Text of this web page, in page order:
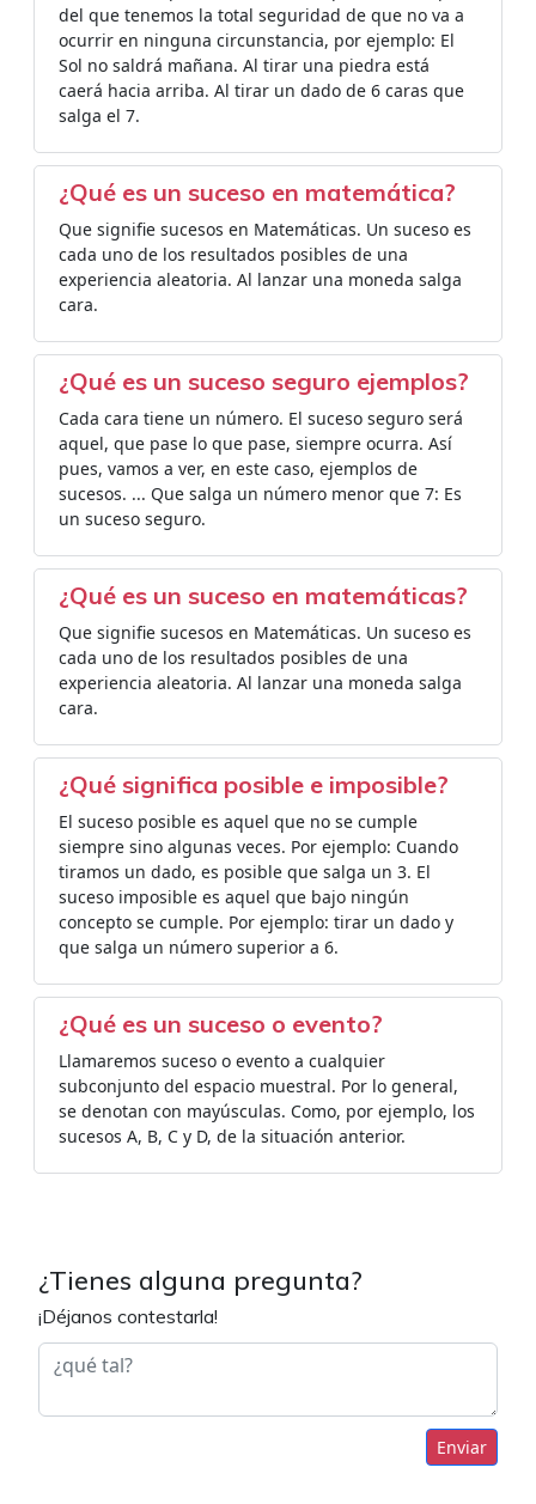
del que tenemos la total seguridad de que no va a
ocurrir en ninguna circunstancia, por ejemplo: El
Sol no saldrá mañana. Al tirar una piedra está
caerá hacia arriba. Al tirar un dado de 6 caras que
salga el 7.
¿Qué es un suceso en matemática?
Que signifie sucesos en Matemáticas. Un suceso es
cada uno de los resultados posibles de una
experiencia aleatoria. Al lanzar una moneda salga
cara.
¿Qué es un suceso seguro ejemplos?
Cada cara tiene un número. El suceso seguro será
aquel, que pase lo que pase, siempre ocurra. Así
pues, vamos a ver, en este caso, ejemplos de
sucesos. ... Que salga un número menor que 7: Es
un suceso seguro.
¿Qué es un suceso en matemáticas?
Que signifie sucesos en Matemáticas. Un suceso es
cada uno de los resultados posibles de una
experiencia aleatoria. Al lanzar una moneda salga
cara.
¿Qué significa posible e imposible?
El suceso posible es aquel que no se cumple
siempre sino algunas veces. Por ejemplo: Cuando
tiramos un dado, es posible que salga un 3. El
suceso imposible es aquel que bajo ningún
concepto se cumple. Por ejemplo: tirar un dado y
que salga un número superior a 6.
¿Qué es un suceso o evento?
Llamaremos suceso o evento a cualquier
subconjunto del espacio muestral. Por lo general,
se denotan con mayúsculas. Como, por ejemplo, los
sucesos A, B, C y D, de la situación anterior.
¿Tienes alguna pregunta?
¡Déjanos contestarla!
Enviar